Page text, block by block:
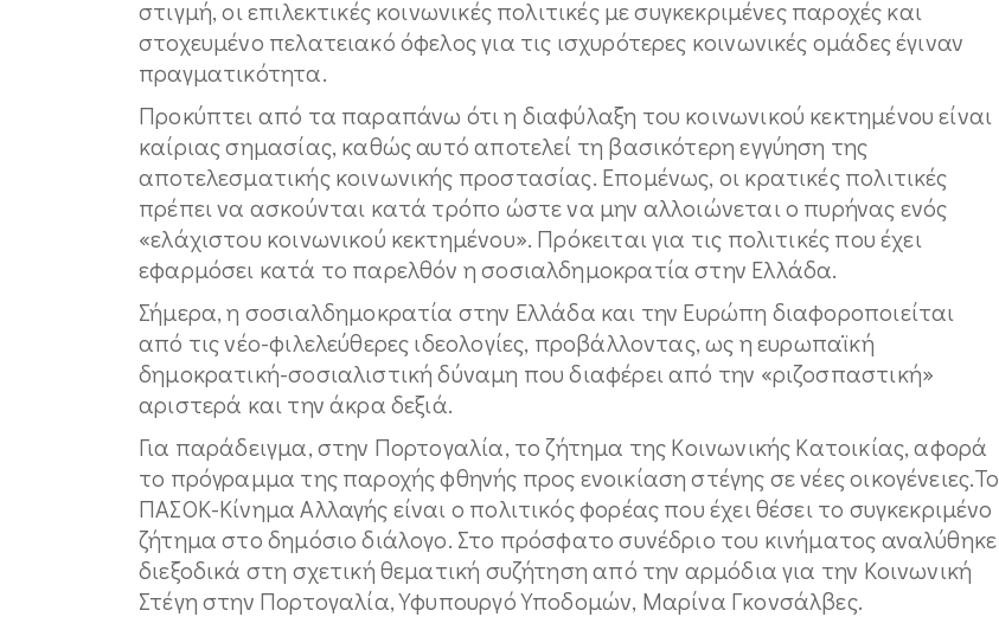
στιγμή, οι επιλεκτικές κοινωνικές πολιτικές με συγκεκριμένες παροχές και
στοχευμένο πελατειακό όφελος για τις ισχυρότερες κοινωνικές ομάδες έγιναν
πραγματικότητα.
Προκύπτει από τα παραπάνω ότι η διαφύλαξη του κοινωνικού κεκτημένου είναι
καίριας σημασίας, καθώς αυτό αποτελεί τη βασικότερη εγγύηση της
αποτελεσματικής κοινωνικής προστασίας. Επομένως, οι κρατικές πολιτικές
πρέπει να ασκούνται κατά τρόπο ώστε να μην αλλοιώνεται ο πυρήνας ενός
«ελάχιστου κοινωνικού κεκτημένου». Πρόκειται για τις πολιτικές που έχει
εφαρμόσει κατά το παρελθόν η σοσιαλδημοκρατία στην Ελλάδα.
Σήμερα, η σοσιαλδημοκρατία στην Ελλάδα και την Ευρώπη διαφοροποιείται
από τις νέο-φιλελεύθερες ιδεολογίες, προβάλλοντας, ως η ευρωπαϊκή
δημοκρατική-σοσιαλιστική δύναμη που διαφέρει από την «ριζοσπαστική»
αριστερά και την άκρα δεξιά.
Για παράδειγμα, στην Πορτογαλία, το ζήτημα της Κοινωνικής Κατοικίας, αφορά
το πρόγραμμα της παροχής φθηνής προς ενοικίαση στέγης σε νέες οικογένειες.Το
ΠΑΣΟΚ-Κίνημα Αλλαγής είναι ο πολιτικός φορέας που έχει θέσει το συγκεκριμένο
ζήτημα στο δημόσιο διάλογο. Στο πρόσφατο συνέδριο του κινήματος αναλύθηκε
διεξοδικά στη σχετική θεματική συζήτηση από την αρμόδια για την Κοινωνική
Στέγη στην Πορτογαλία, Υφυπουργό Υποδομών, Μαρίνα Γκονσάλβες.